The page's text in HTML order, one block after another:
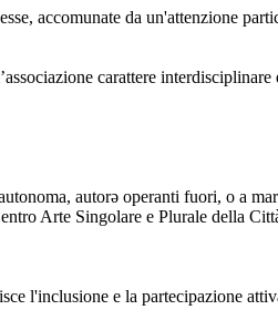
accomunate da un'attenzione
carattere interdisciplinare
autorə operanti fuori, o a
Arte Singolare e Plurale della
l'inclusione e la partecipazione